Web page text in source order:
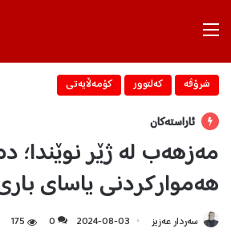
شرۆڤه‌ كه‌لتوور كۆمه‌ڵایه‌تی
ئاراستەکان
مەزهەب لە ژێر نوێندا؛
هەموارکردنی یاسای
سه‌ردار عه‌زیز 2024-08-03
0
175